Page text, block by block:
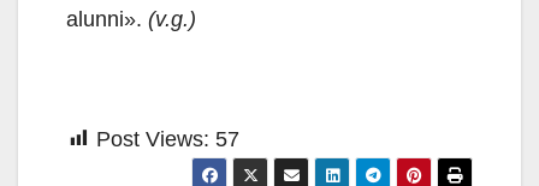
alunni». (v.g.)
Post Views: 57